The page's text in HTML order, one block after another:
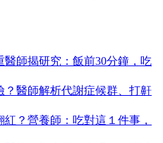
師揭研究：飯前30分鐘，吃
？醫師解析代謝症候群、打鼾
？營養師：吃對這１件事，